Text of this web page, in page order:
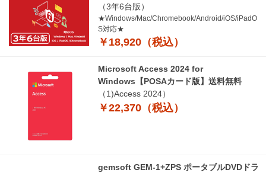
（3年6台版）
★Windows/Mac/Chromebook/Android/iOS/iPadO
S対応★
￥18,920（税込）
Microsoft Access 2024 for
Windows【POSAカード版】送料無料
（1)Access 2024）
￥22,370（税込）
gemsoft GEM-1+ZPS ポータブルDVDドラ